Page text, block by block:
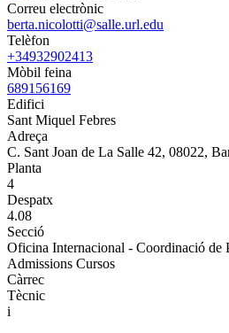
Correu electrònic
berta.nicolotti@salle.url.edu
Telèfon
+34932902413
Mòbil feina
689156169
Edifici
Sant Miquel Febres
Adreça
C. Sant Joan de La Salle 42, 08022,
Planta
4
Despatx
4.08
Secció
Oficina Internacional - Coordinació de
Admissions Cursos
Càrrec
Tècnic
i